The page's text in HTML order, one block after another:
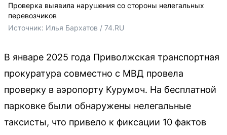
Проверка выявила нарушения со стороны нелегальных
перевозчиков
Источник: Илья Бархатов / 74.RU
В январе 2025 года Приволжская транспортная
прокуратура совместно с МВД провела
проверку в аэропорту Курумоч. На бесплатной
парковке были обнаружены нелегальные
таксисты, что привело к фиксации 10 фактов